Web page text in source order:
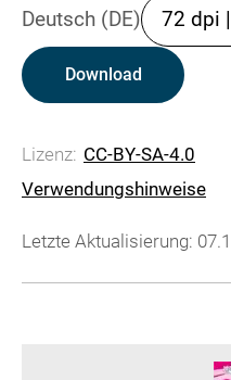
Deutsch (DE) 72 dpi |
Download
Lizenz: CC-BY-SA-4.0
Verwendungshinweise
Letzte Aktualisierung: